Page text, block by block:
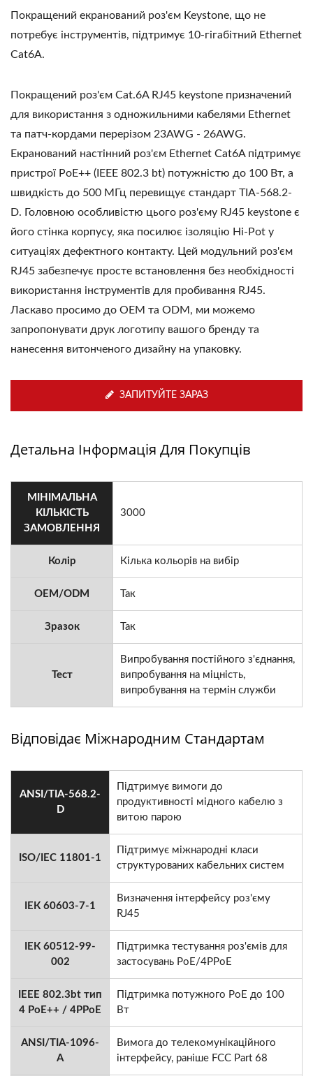
Покращений екранований роз'єм Keystone, що не
потребує інструментів, підтримує 10-гігабітний Ethernet
Cat6A.
Покращений роз'єм Cat.6A RJ45 keystone призначений
для використання з одножильними кабелями Ethernet
та патч-кордами перерізом 23AWG - 26AWG.
Екранований настінний роз'єм Ethernet Cat6A підтримує
пристрої PoE++ (IEEE 802.3 bt) потужністю до 100 Вт, а
швидкість до 500 МГц перевищує стандарт TIA-568.2-
D. Головною особливістю цього роз'єму RJ45 keystone є
його стінка корпусу, яка посилює ізоляцію Hi-Pot у
ситуаціях дефектного контакту. Цей модульний роз'єм
RJ45 забезпечує просте встановлення без необхідності
використання інструментів для пробивання RJ45.
Ласкаво просимо до OEM та ODM, ми можемо
запропонувати друк логотипу вашого бренду та
нанесення витонченого дизайну на упаковку.
ЗАПИТУЙТЕ ЗАРАЗ
Детальна Інформація Для Покупців
МІНІМАЛЬНА
КІЛЬКІСТЬ
ЗАМОВЛЕННЯ
3000
Колір Кілька кольорів на вибір
OEM/ODM Так
Зразок Так
Тест
Випробування постійного з'єднання,
випробування на міцність,
випробування на термін служби
Відповідає Міжнародним Стандартам
ANSI/TIA-568.2-
D
Підтримує вимоги до
продуктивності мідного кабелю з
витою парою
ISO/IEC 11801-1
Підтримує міжнародні класи
структурованих кабельних систем
ІЕК 60603-7-1
Визначення інтерфейсу роз'єму
RJ45
ІЕК 60512-99-
002
Підтримка тестування роз'ємів для
застосувань PoE/4PPoE
IEEE 802.3bt тип
4 PoE++ / 4PPoE
Підтримка потужного PoE до 100
Вт
ANSI/TIA-1096-
A
Вимога до телекомунікаційного
інтерфейсу, раніше FCC Part 68